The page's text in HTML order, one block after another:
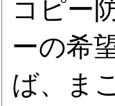
コピー
ーの希
ば、ま